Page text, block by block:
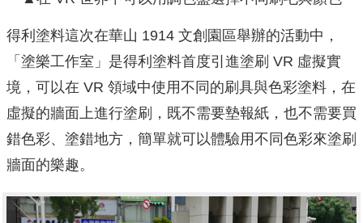
得利塗料這次在華山 1914 文創園區舉辦的活動中，
「塗樂工作室」是得利塗料首度引進塗刷 VR 虛擬實
境，可以在 VR 領域中使用不同的刷具與色彩塗料，在
虛擬的牆面上進行塗刷，既不需要墊報紙，也不需要買
錯色彩、塗錯地方，簡單就可以體驗用不同色彩來塗刷
牆面的樂趣。